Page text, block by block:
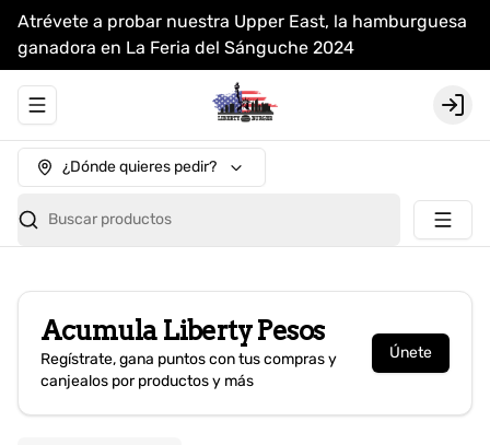
Atrévete a probar nuestra Upper East, la hamburguesa
ganadora en La Feria del Sánguche 2024
Abrir menu de navegación Login
¿Dónde quieres pedir?
Buscar productos
Acumula Liberty Pesos
Regístrate, gana puntos con tus compras y
canjealos por productos y más
Únete